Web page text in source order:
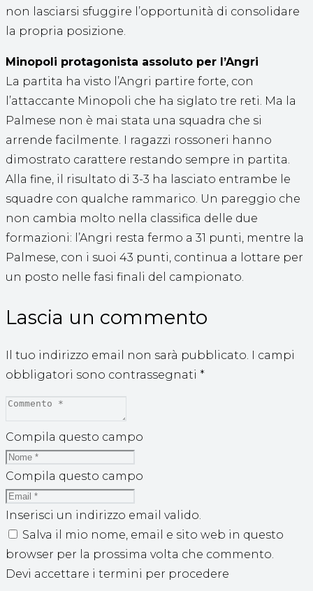
non lasciarsi sfuggire l’opportunità di consolidare
la propria posizione.
Minopoli protagonista assoluto per l’Angri
La partita ha visto l’Angri partire forte, con
l’attaccante Minopoli che ha siglato tre reti. Ma la
Palmese non è mai stata una squadra che si
arrende facilmente. I ragazzi rossoneri hanno
dimostrato carattere restando sempre in partita.
Alla fine, il risultato di 3-3 ha lasciato entrambe le
squadre con qualche rammarico. Un pareggio che
non cambia molto nella classifica delle due
formazioni: l’Angri resta fermo a 31 punti, mentre la
Palmese, con i suoi 43 punti, continua a lottare per
un posto nelle fasi finali del campionato.
Lascia un commento
Il tuo indirizzo email non sarà pubblicato. I campi
obbligatori sono contrassegnati *
Compila questo campo
Compila questo campo
Inserisci un indirizzo email valido.
Salva il mio nome, email e sito web in questo
browser per la prossima volta che commento.
Devi accettare i termini per procedere